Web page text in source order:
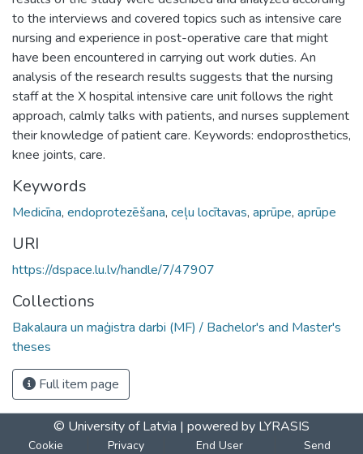
to the interviews and covered topics such as intensive care
nursing and experience in post-operative care that might
have been encountered in carrying out work duties. An
analysis of the research results suggests that the nursing
staff at the X hospital intensive care unit follows the right
approach, calmly talks with patients, and nurses supplement
their knowledge of patient care. Keywords: endoprosthetics,
knee joints, care.
Keywords
Medicīna, endoprotezēšana, ceļu locītavas, aprūpe, aprūpe
URI
https://dspace.lu.lv/handle/7/47907
Collections
Bakalaura un maģistra darbi (MF) / Bachelor's and Master's
theses
Full item page
© University of Latvia | powered by LYRASIS
Cookie Privacy End User Send